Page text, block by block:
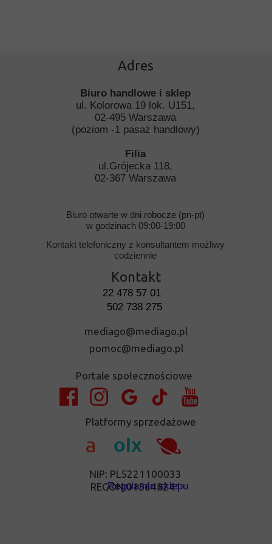
Portale społecznościowe
502 738 275
22 478 57 01
olx
a
Adres
Kontakt
Biuro handlowe i sklep
ul. Kolorowa 19 lok. U151,
02-495 Warszawa
(poziom -1 pasaż handlowy)
Filia
ul.Grójecka 118,
02-367 Warszawa
mediago@mediago.pl
pomoc@mediago.pl
Biuro otwarte w dni robocze (pn-pt)
w godzinach 09:00-19:00
Kontakt telefoniczny z konsultantem możliwy
codziennie
Regulamin sklepu
NIP: PL5221100033
REGON:015648241
Platformy sprzedażowe